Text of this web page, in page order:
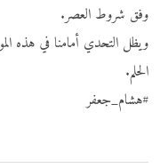
وفق شروط العصر.
ويظل التحدي أمامنا في هذه
الحلم.
#هشام_جعفر